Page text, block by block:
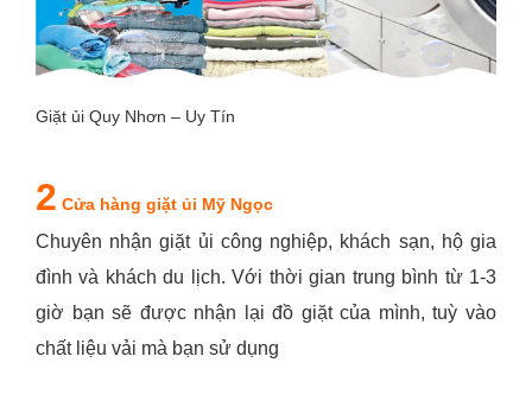
Giặt ủi Quy Nhơn – Uy Tín
2 Cửa hàng giặt ủi Mỹ Ngọc
Chuyên nhận giặt ủi công nghiệp, khách sạn, hộ gia
đình và khách du lịch. Với thời gian trung bình từ 1-3
giờ bạn sẽ được nhận lại đồ giặt của mình, tuỳ vào
chất liệu vải mà bạn sử dụng